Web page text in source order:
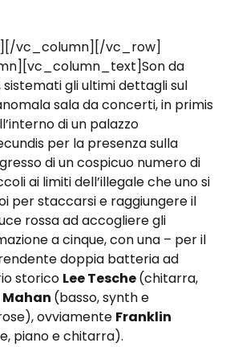
vc_column][/vc_row]
da
gli ultimi dettagli sul
sala da concerti, in primis
di un palazzo
per la presenza sulla
di un cospicuo numero di
ai limiti dell’illegale che uno si
per staccarsi e raggiungere il
rossa ad accogliere gli
a cinque, con una – per il
doppia batteria ad
storico Lee Tesche(chitarra,
Mahan (basso, synth e
ovviamente Franklin
piano e chitarra).